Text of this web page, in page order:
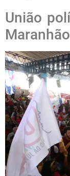
União
Maranhão